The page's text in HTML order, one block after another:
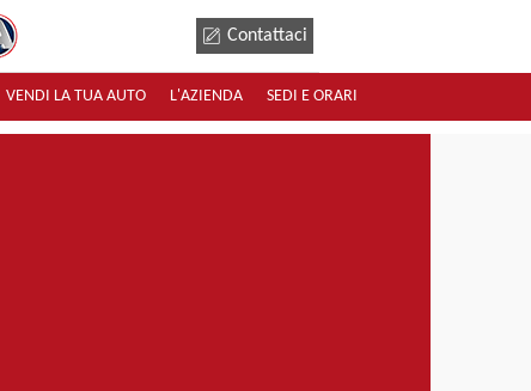
Contattaci
VENDI LA TUA AUTO L'AZIENDA SEDI E ORARI